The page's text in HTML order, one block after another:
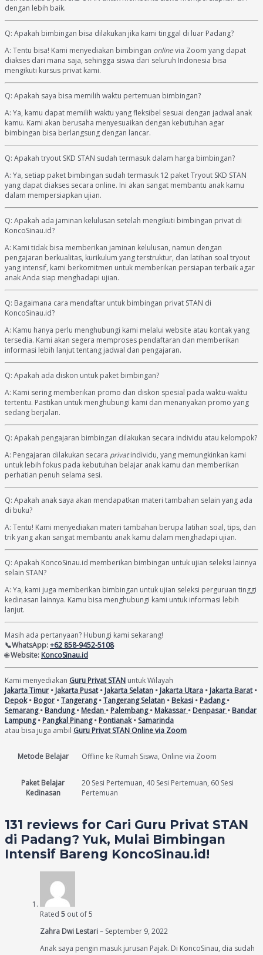
dengan lebih baik.
Q: Apakah bimbingan bisa dilakukan jika kami tinggal di luar Padang?
A: Tentu bisa! Kami menyediakan bimbingan onlinevia Zoom yang dapat
diakses dari mana saja, sehingga siswa dari seluruh Indonesia bisa
mengikuti kursus privat kami.
Q: Apakah saya bisa memilih waktu pertemuan bimbingan?
A: Ya, kamu dapat memilih waktu yang fleksibel sesuai dengan jadwal anak
kamu. Kami akan berusaha menyesuaikan dengan kebutuhan agar
bimbingan bisa berlangsung dengan lancar.
Q: Apakah tryout SKD STAN sudah termasuk dalam harga bimbingan?
A: Ya, setiap paket bimbingan sudah termasuk 12 paket Tryout SKD STAN
yang dapat diakses secara online. Ini akan sangat membantu anak kamu
dalam mempersiapkan ujian.
Q: Apakah ada jaminan kelulusan setelah mengikuti bimbingan privat di
KoncoSinau.id?
A: Kami tidak bisa memberikan jaminan kelulusan, namun dengan
pengajaran berkualitas, kurikulum yang terstruktur, dan latihan soal tryout
yang intensif, kami berkomitmen untuk memberikan persiapan terbaik agar
anak Anda siap menghadapi ujian.
Q: Bagaimana cara mendaftar untuk bimbingan privat STAN di
KoncoSinau.id?
A: Kamu hanya perlu menghubungi kami melalui website atau kontak yang
tersedia. Kami akan segera memproses pendaftaran dan memberikan
informasi lebih lanjut tentang jadwal dan pengajaran.
Q: Apakah ada diskon untuk paket bimbingan?
A: Kami sering memberikan promo dan diskon spesial pada waktu-waktu
tertentu. Pastikan untuk menghubungi kami dan menanyakan promo yang
sedang berjalan.
Q: Apakah pengajaran bimbingan dilakukan secara individu atau kelompok?
A: Pengajaran dilakukan secara privatindividu, yang memungkinkan kami
untuk lebih fokus pada kebutuhan belajar anak kamu dan memberikan
perhatian penuh selama sesi.
Q: Apakah anak saya akan mendapatkan materi tambahan selain yang ada
di buku?
A: Tentu! Kami menyediakan materi tambahan berupa latihan soal, tips, dan
trik yang akan sangat membantu anak kamu dalam menghadapi ujian.
Q: Apakah KoncoSinau.id memberikan bimbingan untuk ujian seleksi lainnya
selain STAN?
A: Ya, kami juga memberikan bimbingan untuk ujian seleksi perguruan tinggi
kedinasan lainnya. Kamu bisa menghubungi kami untuk informasi lebih
lanjut.
Masih ada pertanyaan? Hubungi kami sekarang!
📞WhatsApp:+62 858-9452-5108
🌐Website: KoncoSinau.id
Kami menyediakan Guru Privat STAN untuk Wilayah
Jakarta Timur • Jakarta Pusat• Jakarta Selatan • Jakarta Utara • Jakarta Barat•
Depok• Bogor •Tangerang•Tangerang Selatan • Bekasi • Padang•
Semarang• Bandung• Medan • Palembang• Makassar • Denpasar • Bandar
Lampung • Pangkal Pinang • Pontianak • Samarinda
atau bisa juga ambil Guru Privat STAN Online via Zoom
Metode Belajar Offline ke Rumah Siswa, Online via Zoom
Paket Belajar
Kedinasan
20 Sesi Pertemuan, 40 Sesi Pertemuan, 60 Sesi
Pertemuan
131 reviews for Cari Guru Privat STAN
di Padang? Yuk, Mulai Bimbingan
Intensif Bareng KoncoSinau.id!
Rated 5 out of 5
Zahra Dwi Lestari– September 9, 2022
Anak saya pengin masuk jurusan Pajak. Di KoncoSinau, dia sudah